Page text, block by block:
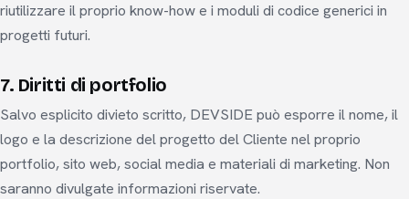
riutilizzare il proprio know-how e i moduli di codice generici in
progetti futuri.
7. Diritti di portfolio
Salvo esplicito divieto scritto, DEVSIDE può esporre il nome, il
logo e la descrizione del progetto del Cliente nel proprio
portfolio, sito web, social media e materiali di marketing. Non
saranno divulgate informazioni riservate.